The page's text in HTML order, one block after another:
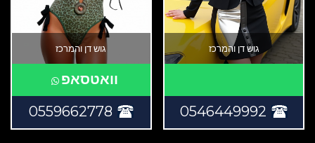
גוש דן והמרכז
0546449992
גוש דן והמרכז
וואטסאפ
0559662778